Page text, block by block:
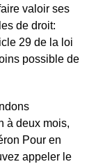
valoir ses
de droit:
29 de la loi
possible de
à deux mois,
Pour en
appeler le